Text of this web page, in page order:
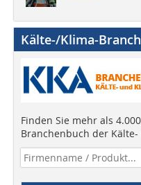
Kälte-/Klima-
Finden Sie mehr als
Branchenbuch der